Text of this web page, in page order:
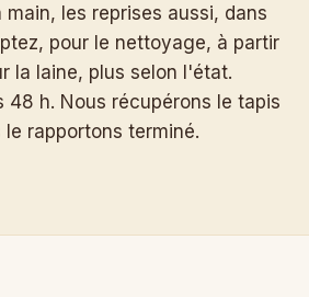
main, les reprises aussi, dans
pour le nettoyage, à partir
la laine, plus selon l'état.
48 h. Nous récupérons le tapis
rapportons terminé.